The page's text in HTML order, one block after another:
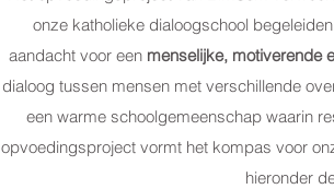
onze katholieke dialoogschool
aandacht voor een menselijke, motiverende
dialoog tussen mensen met verschillende
een warme schoolgemeenschap waarin
opvoedingsproject vormt het kompas voor
hieronder